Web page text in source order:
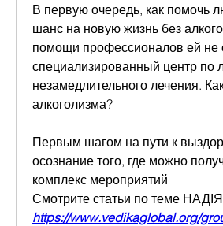
В первую очередь, как помочь
шанс на новую жизнь без
помощи профессионалов ей не
специализированный центр по
незамедлительного лечения.
алкоголизма?
Первым шагом на пути к
осознание того, где можно
комплекс мероприятий
Смотрите статьи по теме
https://www.vedikaglobal.org/